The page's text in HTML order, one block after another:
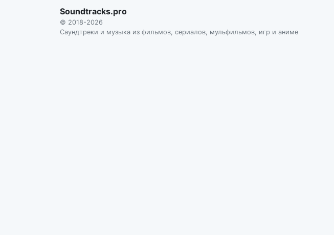
Soundtracks.pro
© 2018-2026
Саундтреки и музыка из фильмов, сериалов, мульфильмов, игр и аниме